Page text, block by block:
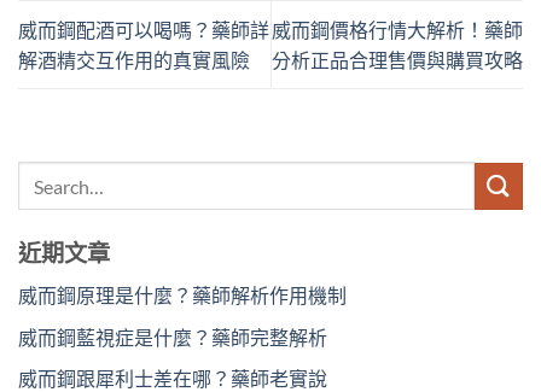
威而鋼配酒可以喝嗎？藥師詳
解酒精交互作用的真實風險
威而鋼價格行情大解析！藥師
分析正品合理售價與購買攻略
近期文章
威而鋼原理是什麼？藥師解析作用機制
威而鋼藍視症是什麼？藥師完整解析
威而鋼跟犀利士差在哪？藥師老實說